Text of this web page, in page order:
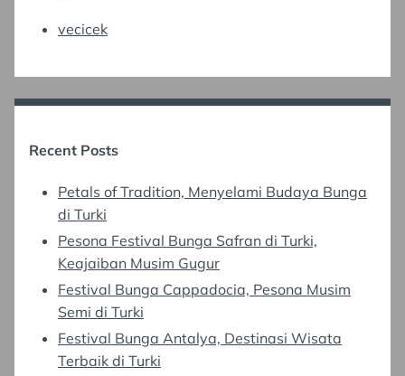
vecicek
Recent Posts
Petals of Tradition, Menyelami Budaya Bunga
di Turki
Pesona Festival Bunga Safran di Turki,
Keajaiban Musim Gugur
Festival Bunga Cappadocia, Pesona Musim
Semi di Turki
Festival Bunga Antalya, Destinasi Wisata
Terbaik di Turki